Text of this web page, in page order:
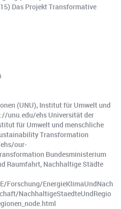
Das Projekt Transformative
(UNU), Institut für Umwelt und
unu.edu/ehs Universität der
für Umwelt und menschliche
Transformation
our-
Bundesministerium
Raumfahrt, Nachhaltige Städte
Forschung/EnergieKlimaUndNach
NachhaltigeStaedteUndRegio